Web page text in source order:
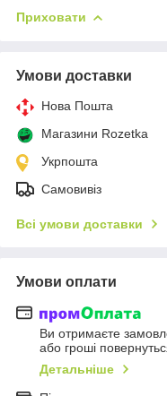
Приховати
Умови доставки
Нова Пошта
Магазини Rozetka
Укрпошта
Самовивіз
Всі умови доставки
Умови оплати
Ви отримаєте
або гроші
Детальніше